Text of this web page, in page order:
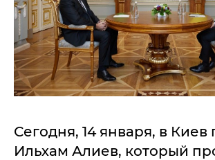
Сегодня, 14 января, в
Ильхам Алиев, который